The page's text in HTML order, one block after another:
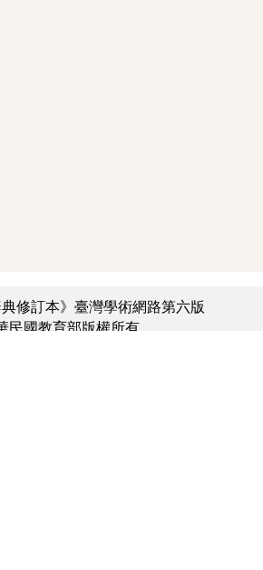
典修訂本》臺灣學術網路第六版
民國教育部版權所有